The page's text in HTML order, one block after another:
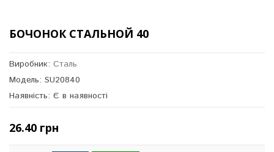
БОЧОНОК СТАЛЬНОЙ 40
Виробник: Сталь
Модель: SU20840
Наявність: Є в наявності
26.40 грн